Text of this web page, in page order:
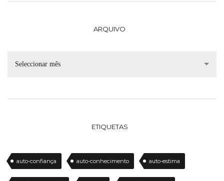
ARQUIVO
Seleccionar mês
ETIQUETAS
auto-confiança auto-conhecimento auto-estima